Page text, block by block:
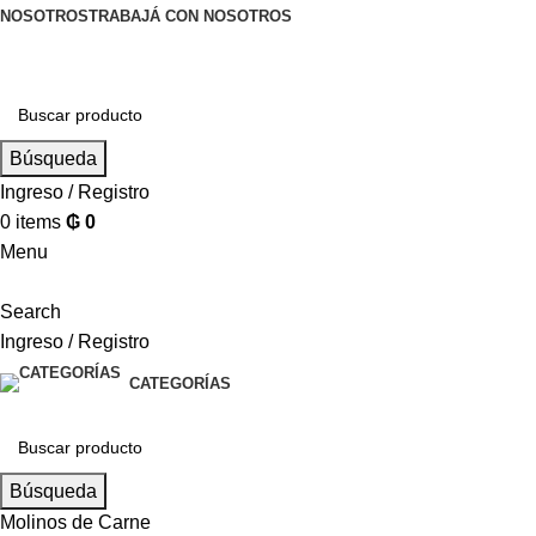
NOSOTROSTRABAJÁ CON NOSOTROS
Búsqueda
Ingreso / Registro
0 items ₲ 0
Menu
Search
Ingreso / Registro
CATEGORÍAS
Búsqueda
Molinos de Carne